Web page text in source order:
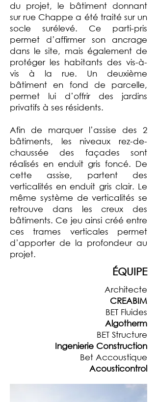
du projet, le bâtiment donnant
sur rue Chappe a été traité sur un
socle surélevé. Ce parti-pris
permet d’affirmer son ancrage
dans le site, mais également de
protéger les habitants des vis-à-
vis à la rue. Un deuxième
bâtiment en fond de parcelle,
permet lui d’offrir des jardins
privatifs à ses résidents.
Afin de marquer l’assise des 2
bâtiments, les niveaux rez-de-
chaussée des façades sont
réalisés en enduit gris foncé. De
cette assise, partent des
verticalités en enduit gris clair. Le
même système de verticalités se
retrouve dans les creux des
bâtiments. Ce jeu ainsi créé entre
ces trames verticales permet
d’apporter de la profondeur au
projet.
ÉQUIPE
Architecte
CREABIM
BET Fluides
Algotherm
BET Structure
Ingenierie Construction
Bet Accoustique
Acousticontrol